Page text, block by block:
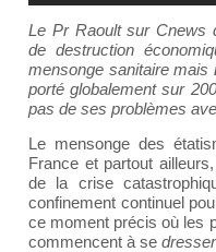
Le Pr Raoult sur Cnews
de destruction
mensonge sanitaire mais
porté globalement sur
pas de ses problèmes
Le mensonge des
France et partout
de la crise
confinement continuel
ce moment précis où les
commencent à se dresser